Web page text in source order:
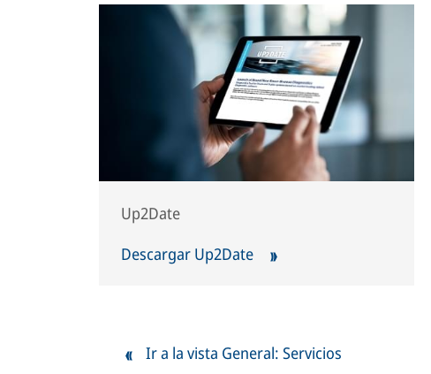
Up2Date
Descargar Up2Date
Ir a la vista General: Servicios